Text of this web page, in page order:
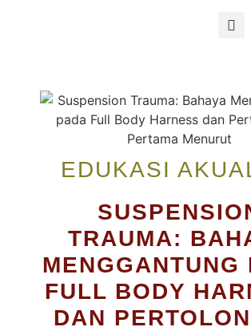
EDUKASI
TRAUMA:
MENGGANTUNG
FULL BODY
DAN